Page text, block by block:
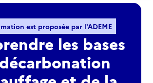
est proposée par l'ADEME
les bases